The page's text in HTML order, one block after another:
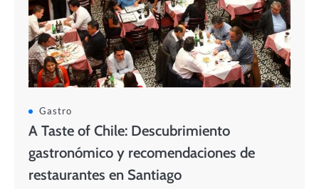
Gastro
A Taste of Chile: Descubrimiento
gastronómico y recomendaciones de
restaurantes en Santiago